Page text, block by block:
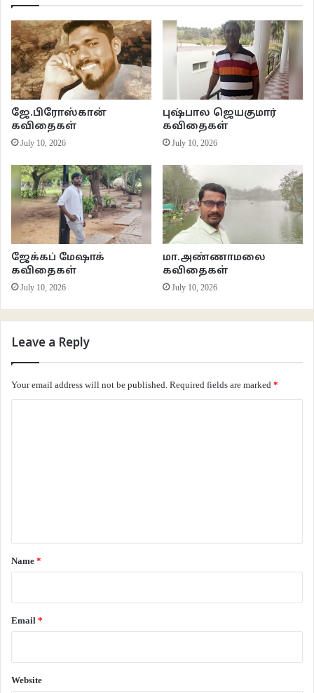
ஜே.பிரோஸ்கான்
கவிதைகள்
July 10, 2026
புஷ்பால ஜெயகுமார்
கவிதைகள்
July 10, 2026
ஜேக்கப் மேஷாக்
கவிதைகள்
July 10, 2026
மா.அண்ணாமலை
கவிதைகள்
July 10, 2026
Leave a Reply
Your email address will not be published. Required fields are marked *
*
Name *
Email *
Website